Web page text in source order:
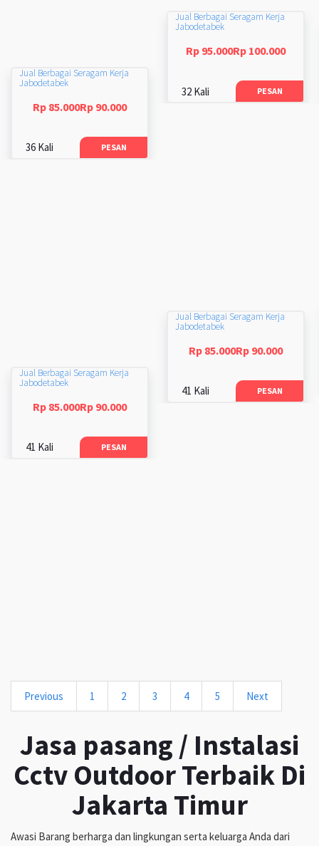
Jual Berbagai Seragam Kerja
Jabodetabek
Rp 95.000Rp 100.000
32 Kali PESAN
Jual Berbagai Seragam Kerja
Jabodetabek
Rp 85.000Rp 90.000
36 Kali PESAN
Jual Berbagai Seragam Kerja
Jabodetabek
Rp 85.000Rp 90.000
41 Kali PESAN
Jual Berbagai Seragam Kerja
Jabodetabek
Rp 85.000Rp 90.000
41 Kali PESAN
Previous 1 2 3 4 5 Next
Jasa pasang / Instalasi
Cctv Outdoor Terbaik Di
Jakarta Timur
Awasi Barang berharga dan lingkungan serta keluarga Anda dari